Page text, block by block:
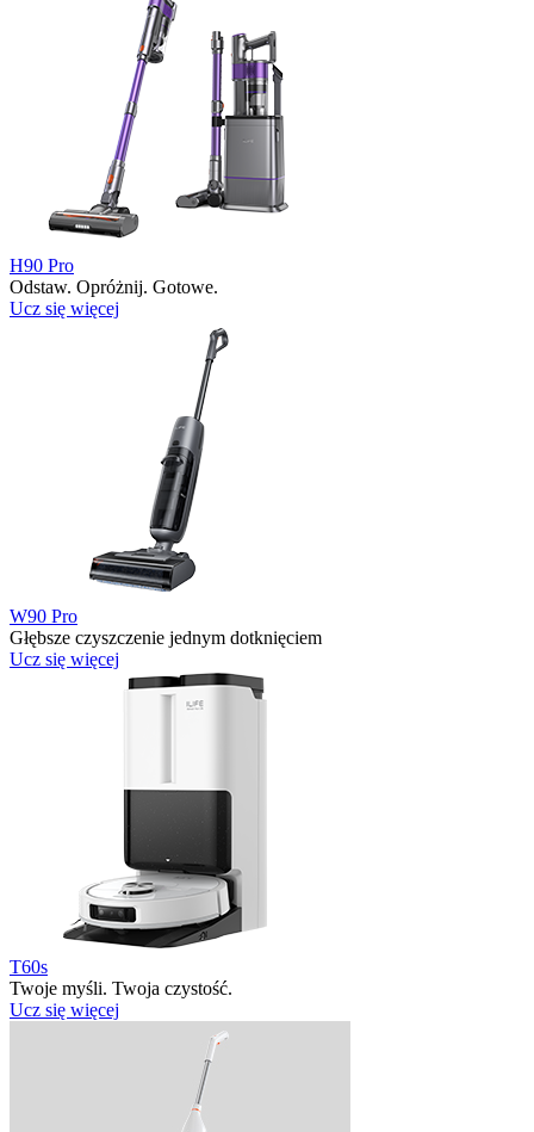
H90 Pro
Odstaw. Opróżnij. Gotowe.
Ucz się więcej
W90 Pro
Głębsze czyszczenie jednym dotknięciem
Ucz się więcej
T60s
Twoje myśli. Twoja czystość.
Ucz się więcej